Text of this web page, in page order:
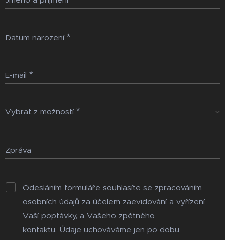
Datum narození
E-mail
Vybrat z možností
Zpráva
Odesláním formuláře souhlasíte se zpracováním
osobních údajů za účelem zaevidování a vyřízení
Vaší poptávky, a Vašeho zpětného
kontaktu. Údaje uchováváme jen po dobu